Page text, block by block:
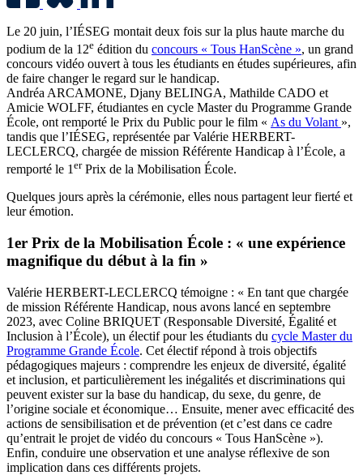
Le 20 juin, l’IÉSEG montait deux fois sur la plus haute marche du
podium de la 12e édition du concours « Tous HanScène », un grand
concours vidéo ouvert à tous les étudiants en études supérieures, afin
de faire changer le regard sur le handicap.
Andréa ARCAMONE, Djany BELINGA, Mathilde CADO et
Amicie WOLFF, étudiantes en cycle Master du Programme Grande
École, ont remporté le Prix du Public pour le film « As du Volant »,
tandis que l’IÉSEG, représentée par Valérie HERBERT-
LECLERCQ, chargée de mission Référente Handicap à l’École, a
remporté le 1erPrix de la Mobilisation École.
Quelques jours après la cérémonie, elles nous partagent leur fierté et
leur émotion.
1er Prix de la Mobilisation École : « une expérience
magnifique du début à la fin »
Valérie HERBERT-LECLERCQ témoigne : « En tant que chargée
de mission Référente Handicap, nous avons lancé en septembre
2023, avec Coline BRIQUET (Responsable Diversité, Égalité et
Inclusion à l’École), un électif pour les étudiants du cycle Master du
Programme Grande École. Cet électif répond à trois objectifs
pédagogiques majeurs : comprendre les enjeux de diversité, égalité
et inclusion, et particulièrement les inégalités et discriminations qui
peuvent exister sur la base du handicap, du sexe, du genre, de
l’origine sociale et économique… Ensuite, mener avec efficacité des
actions de sensibilisation et de prévention (et c’est dans ce cadre
qu’entrait le projet de vidéo du concours « Tous HanScène »).
Enfin, conduire une observation et une analyse réflexive de son
implication dans ces différents projets.